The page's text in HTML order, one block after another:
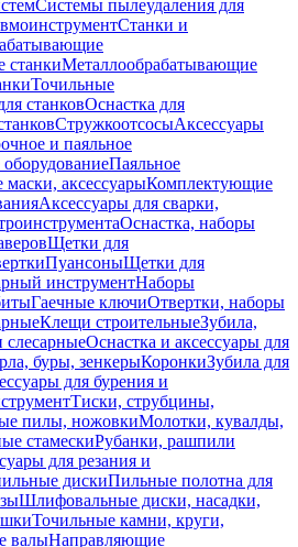
Системы пылеудаления для
Станки и
станкиМеталлообрабатывающие
Точильные
станковОснастка для
СтружкоотсосыАксессуары
и паяльное
Паяльное
аксессуарыКомплектующие
Аксессуары для сварки,
Оснастка, наборы
Щетки для
ПуансоныЩетки для
инструментНаборы
Гаечные ключиОтвертки, наборы
Клещи строительныеЗубила,
Оснастка и аксессуары для
буры, зенкерыКоронкиЗубила для
для бурения и
Тиски, струбцины,
пилы, ножовкиМолотки, кувалды,
стамескиРубанки, рашпили
для резания и
дискиПильные полотна для
Шлифовальные диски, насадки,
Точильные камни, круги,
валыНаправляющие